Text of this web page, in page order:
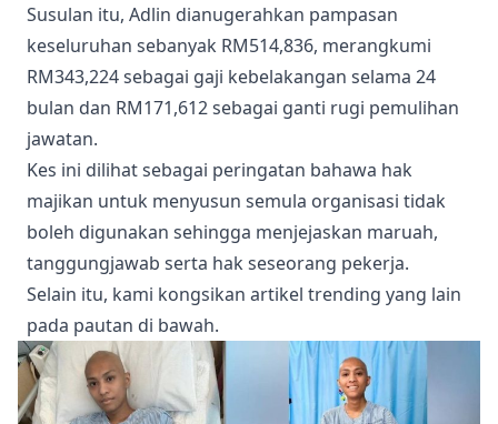
Susulan itu, Adlin dianugerahkan pampasan
keseluruhan sebanyak RM514,836, merangkumi
RM343,224 sebagai gaji kebelakangan selama 24
bulan dan RM171,612 sebagai ganti rugi pemulihan
jawatan.
Kes ini dilihat sebagai peringatan bahawa hak
majikan untuk menyusun semula organisasi tidak
boleh digunakan sehingga menjejaskan maruah,
tanggungjawab serta hak seseorang pekerja.
Selain itu, kami kongsikan artikel trending yang lain
pada pautan di bawah.